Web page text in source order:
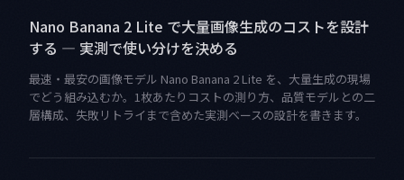
Nano Banana 2 Lite で大量画像生成のコストを設計
する — 実測で使い分けを決める
最速・最安の画像モデル Nano Banana 2 Lite を、大量生成の現場
でどう組み込むか。1枚あたりコストの測り方、品質モデルとの二
層構成、失敗リトライまで含めた実測ベースの設計を書きます。